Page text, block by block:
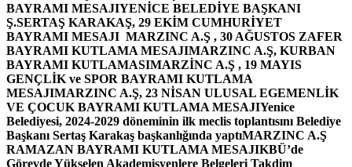
BAYRAMI MESAJIYENİCE BELEDİYE BAŞKANI
Ş.SERTAŞ KARAKAŞ, 29 EKİM CUMHURİYET
BAYRAMI MESAJI MARZINC A.Ş , 30 AĞUSTOS ZAFER
BAYRAMI KUTLAMA MESAJIMARZINC A.Ş, KURBAN
BAYRAMI KUTLAMASIMARZİNC A.Ş , 19 MAYIS
GENÇLİK ve SPOR BAYRAMI KUTLAMA
MESAJIMARZINC A.Ş, 23 NİSAN ULUSAL EGEMENLİK
VE ÇOCUK BAYRAMI KUTLAMA MESAJIYenice
Belediyesi, 2024-2029 döneminin ilk meclis toplantısını Belediye
Başkanı Sertaş Karakaş başkanlığında yaptıMARZINC A.Ş
RAMAZAN BAYRAMI KUTLAMA MESAJIKBÜ’de
Görevde Yükselen Akademisyenlere Belgeleri Takdim